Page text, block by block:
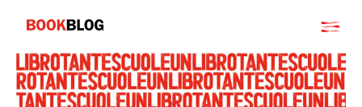
contenuto
Bookblog